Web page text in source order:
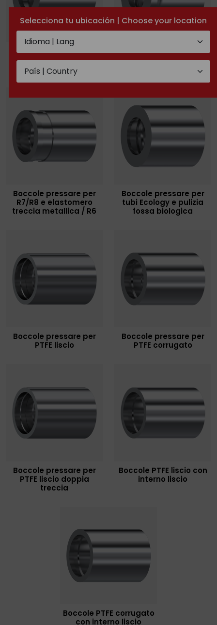
Selecciona tu ubicación | Choose your location
Boccole pressare per
R2A-2ST/4SP-R9R / R12
Boccole pressare per
3SP/4SP/R12/4SH senza
Boccole pressare per
R7/R8 e elastomero
treccia metallica / R6
Boccole pressare per
tubi Ecology e pulizia
fossa biologica
Boccole pressare per
PTFE liscio
Boccole pressare per
PTFE corrugato
Boccole pressare per
PTFE liscio doppia
treccia
Boccole PTFE liscio con
interno liscio
Boccole PTFE corrugato
con interno liscio